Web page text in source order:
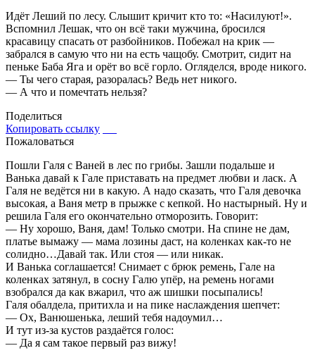
Идёт Леший по лесу. Слышит кричит кто то: «Насилуют!».
Вспомнил Лешак, что он всё таки мужчина, бросился
красавицу спасать от разбойников. Побежал на крик —
забрался в самую что ни на есть чащобу. Смотрит, сидит на
пеньке Баба Яга и орёт во всё горло. Огляделся, вроде никого.
— Ты чего старая, разоралась? Ведь нет никого.
— А что и помечтать нельзя?
Поделиться
Копировать ссылку
Пожаловаться
Пошли Галя с Ваней в лес по грибы. Зашли подальше и
Ванька давай к Гале приставать на предмет любви и ласк. А
Галя не ведётся ни в какую. А надо сказать, что Галя девочка
высокая, а Ваня метр в прыжке с кепкой. Но настырный. Ну и
решила Галя его окончательно отморозить. Говорит:
— Ну хорошо, Ваня, дам! Только смотри. На спине не дам,
платье вымажу — мама лозины даст, на коленках как-то не
солидно…Давай так. Или стоя — или никак.
И Ванька соглашается! Снимает с брюк ремень, Гале на
коленках затянул, в сосну Галю упёр, на ремень ногами
взобрался да как вжарил, что аж шишки посыпались!
Галя обалдела, притихла и на пике наслаждения шепчет:
— Ох, Ванюшенька, леший тебя надоумил…
И тут из-за кустов раздаётся голос:
— Да я сам такое первый раз вижу!